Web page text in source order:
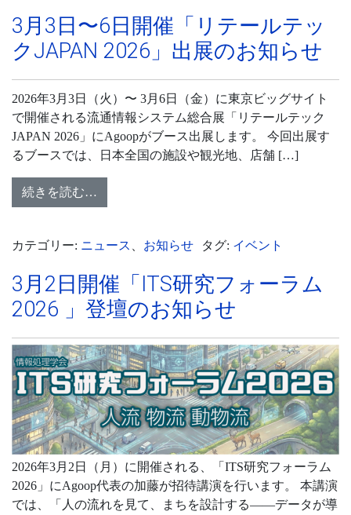
3月3日〜6日開催「リテールテッ
クJAPAN 2026」出展のお知らせ
2026年3月3日（火）〜 3月6日（金）に東京ビッグサイト
で開催される流通情報システム総合展「リテールテック
JAPAN 2026」にAgoopがブース出展します。 今回出展す
るブースでは、日本全国の施設や観光地、店舗 […]
続きを読む…
カテゴリー: ニュース お知らせ タグ: イベント
3月2日開催「ITS研究フォーラム
2026 」登壇のお知らせ
2026年3月2日（月）に開催される、「ITS研究フォーラム
2026」にAgoop代表の加藤が招待講演を行います。 本講演
では、「人の流れを見て、まちを設計する——データが導